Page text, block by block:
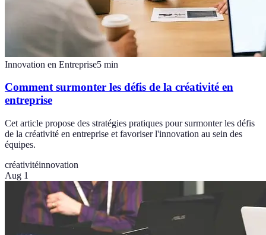
Innovation en Entreprise5 min
Comment surmonter les défis de la créativité en
entreprise
Cet article propose des stratégies pratiques pour surmonter les défis
de la créativité en entreprise et favoriser l'innovation au sein des
équipes.
créativitéinnovation
Aug 1